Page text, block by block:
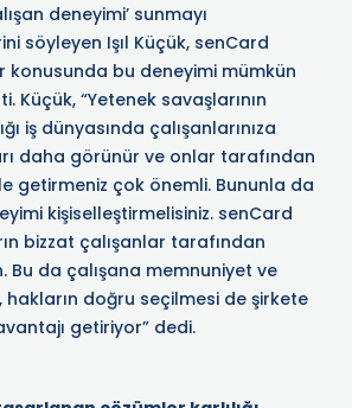
deneyimi’ sunmayı
söyleyen Işıl Küçük, senCard
konusunda bu deneyimi mümkün
Küçük, “Yetenek savaşlarının
iş dünyasında çalışanlarınıza
daha görünür ve onlar tarafından
getirmeniz çok önemli. Bununla da
kişiselleştirmelisiniz. senCard
bizzat çalışanlar tarafından
Bu da çalışana memnuniyet ve
hakların doğru seçilmesi de şirkete
getiriyor” dedi.